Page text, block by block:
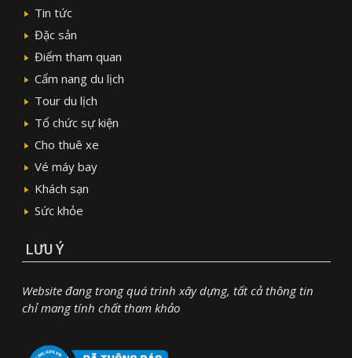
Tin tức
Đặc sản
Điểm tham quan
Cẩm nang du lịch
Tour du lịch
Tổ chức sự kiện
Cho thuê xe
Vé máy bay
Khách sạn
Sức khỏe
LƯU Ý
Website đang trong quá trình xây dựng, tất cả thông tin
chỉ mang tính chất tham khảo